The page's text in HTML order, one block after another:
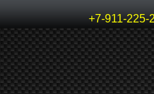
+7-911-225-